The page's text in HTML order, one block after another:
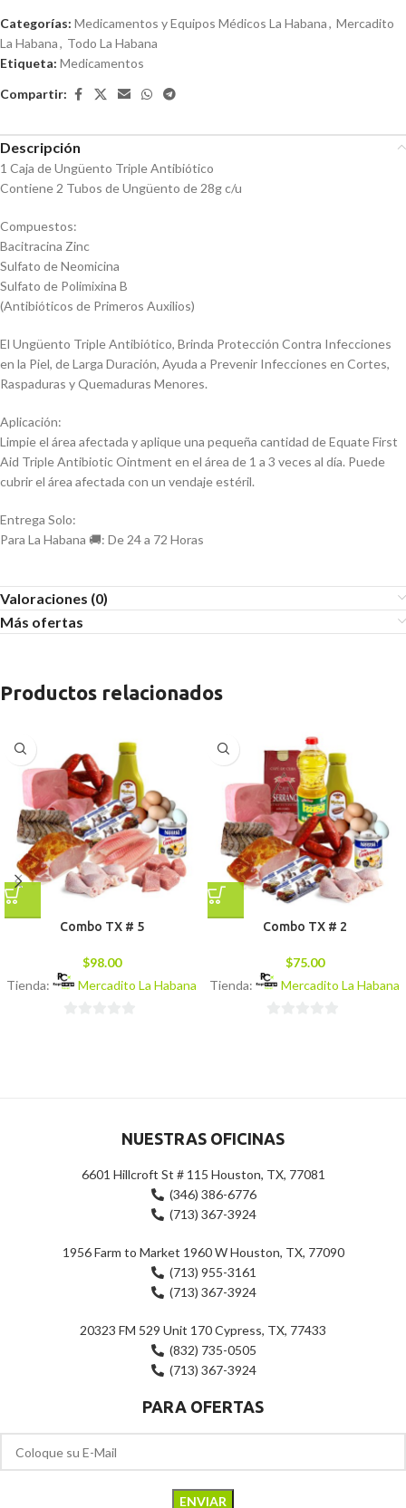
Categorías: Medicamentos y Equipos Médicos La Habana, Mercadito
La Habana, Todo La Habana
Etiqueta: Medicamentos
Compartir:
Descripción
1 Caja de Ungüento Triple Antibiótico
Contiene 2 Tubos de Ungüento de 28g c/u
Compuestos:
Bacitracina Zinc
Sulfato de Neomicina
Sulfato de Polimixina B
(Antibióticos de Primeros Auxilios)
El Ungüento Triple Antibiótico, Brinda Protección Contra Infecciones
en la Piel, de Larga Duración, Ayuda a Prevenir Infecciones en Cortes,
Raspaduras y Quemaduras Menores.
Aplicación:
Limpie el área afectada y aplique una pequeña cantidad de Equate First
Aid Triple Antibiotic Ointment en el área de 1 a 3 veces al día. Puede
cubrir el área afectada con un vendaje estéril.
Entrega Solo:
Para La Habana 🚚: De 24 a 72 Horas
Valoraciones (0)
Más ofertas
Productos relacionados
Combo TX # 5
$98.00
Tienda:
Mercadito La Habana
Combo TX # 2
$75.00
Tienda:
Mercadito La Habana
NUESTRAS OFICINAS
6601 Hillcroft St # 115 Houston, TX, 77081
(346) 386-6776
(713) 367-3924
1956 Farm to Market 1960 W Houston, TX, 77090
(713) 955-3161
(713) 367-3924
20323 FM 529 Unit 170 Cypress, TX, 77433
(832) 735-0505
(713) 367-3924
PARA OFERTAS